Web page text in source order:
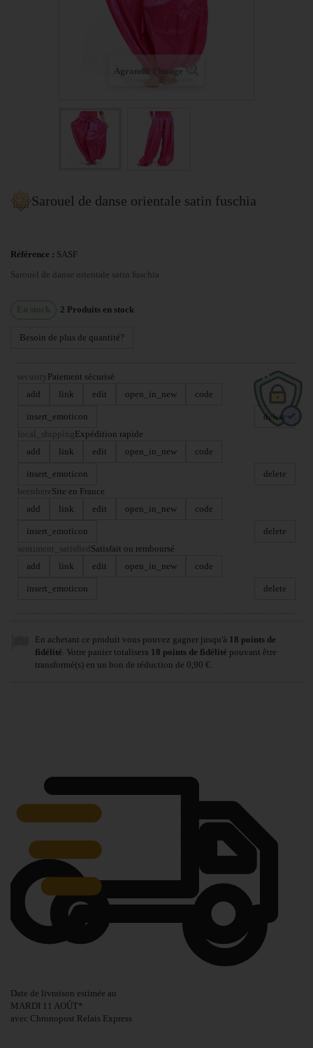
Agrandir l'image
Sarouel de danse orientale satin fuschia
Référence : SASF
Sarouel de danse orientale satin fuschia
En stock 2 Produits en stock
Besoin de plus de quantité?
security Paiement sécurisé
add
link edit open_in_new code
insert_emoticon
delete
local_shipping Expédition rapide
add
link edit open_in_new code
insert_emoticon
delete
beenhereSite en France
add
link edit open_in_new code
insert_emoticon
delete
sentiment_satisfied Satisfait ou remboursé
add
link edit open_in_new code
insert_emoticon delete
En achetant ce produit vous pouvez gagner jusqu'à 18 points de
fidélité . Votre panier totalisera 18 points de fidélité pouvant être
transformé(s) en un bon de réduction de 0,90 €
Date de livraison estimée au
MARDI 11 AOÛT*
avec Chronopost Relais Express